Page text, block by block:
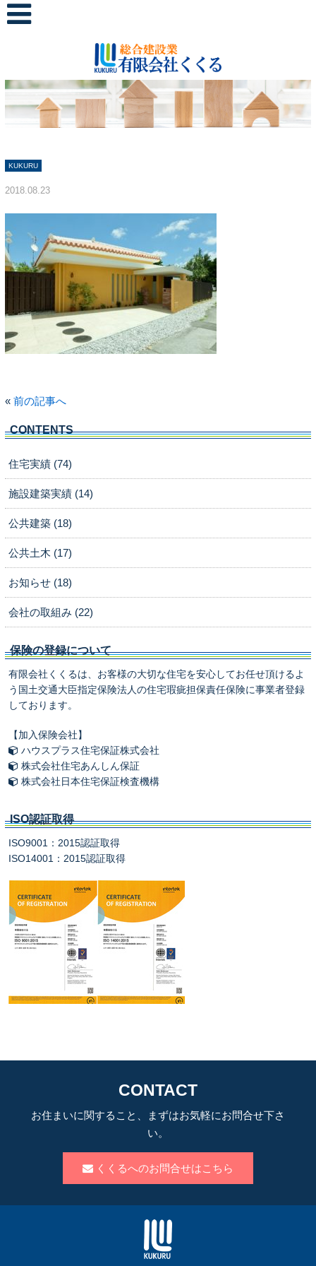
KUKURU
2018.08.23
« 前の記事へ
CONTENTS
住宅実績 (74)
施設建築実績 (14)
公共建築 (18)
公共土木 (17)
お知らせ (18)
会社の取組み (22)
保険の登録について
有限会社くくるは、お客様の大切な住宅を安心してお任せ頂けるよ
う国土交通大臣指定保険法人の住宅瑕疵担保責任保険に事業者登録
しております。
【加入保険会社】
ハウスプラス住宅保証株式会社
株式会社住宅あんしん保証
株式会社日本住宅保証検査機構
ISO認証取得
ISO9001：2015認証取得
ISO14001：2015認証取得
CONTACT
お住まいに関すること、まずはお気軽にお問合せ下さ
い。
くくるへのお問合せはこちら